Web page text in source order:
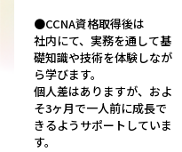
●CCNA資格取得後は
社内にて、実務を通して基
礎知識や技術を体験しなが
ら学びます。
個人差はありますが、およ
そ3ヶ月で一人前に成長で
きるようサポートしていま
す。